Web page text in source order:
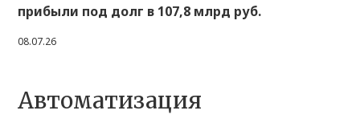
прибыли под долг в 107,8 млрд руб.
08.07.26
Автоматизация